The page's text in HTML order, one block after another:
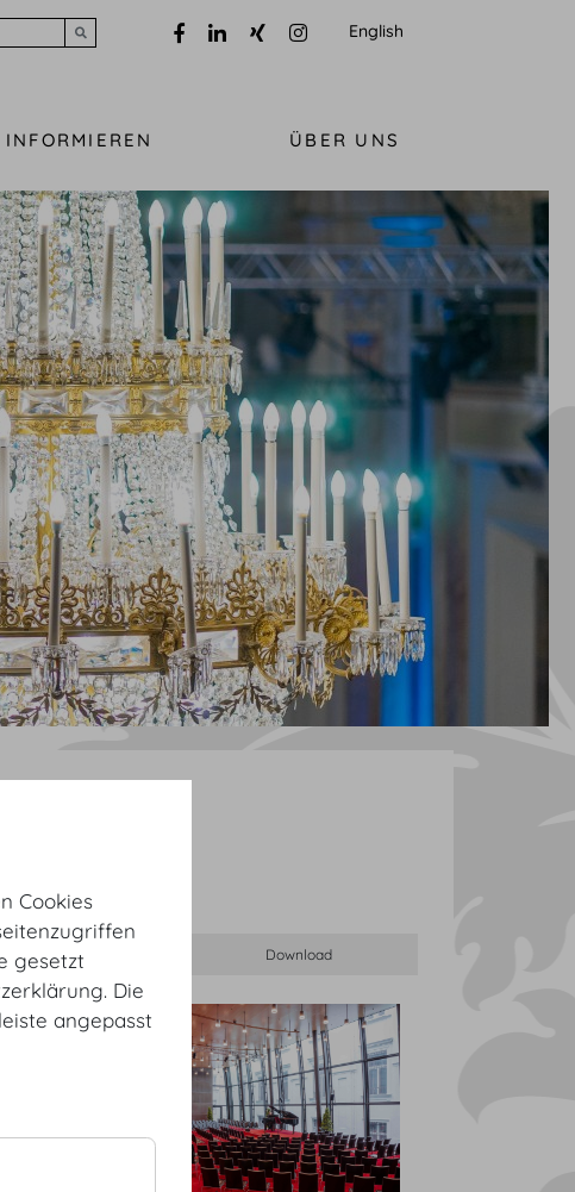
English
INFORMIEREN ÜBER UNS
Cookies
gesetzt
Die
angepasst